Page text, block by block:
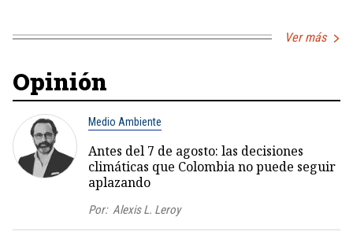
Ver más
Opinión
Medio Ambiente
Antes del 7 de agosto: las decisiones
climáticas que Colombia no puede seguir
aplazando
Por: Alexis L. Leroy